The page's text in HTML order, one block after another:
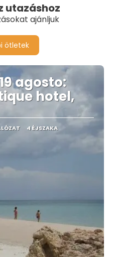
utazáshoz
ajánljuk
ötletek
agosto:
hotel,
4 ÉJSZAKA